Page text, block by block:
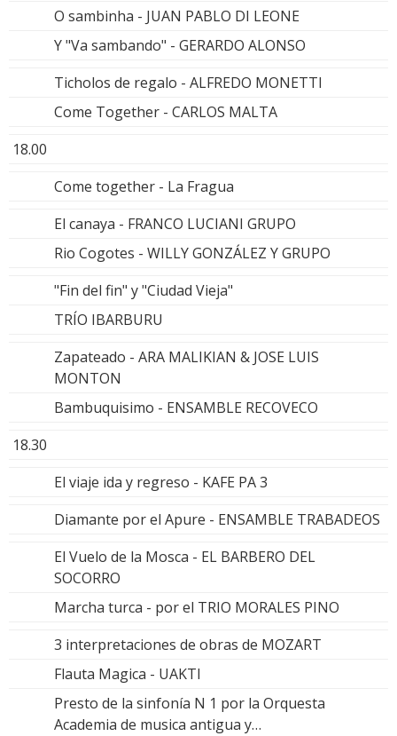
O sambinha - JUAN PABLO DI LEONE
Y "Va sambando" - GERARDO ALONSO
Ticholos de regalo - ALFREDO MONETTI
Come Together - CARLOS MALTA
18.00
Come together - La Fragua
El canaya - FRANCO LUCIANI GRUPO
Rio Cogotes - WILLY GONZÁLEZ Y GRUPO
"Fin del fin" y "Ciudad Vieja"
TRÍO IBARBURU
Zapateado - ARA MALIKIAN & JOSE LUIS
MONTON
Bambuquisimo - ENSAMBLE RECOVECO
18.30
El viaje ida y regreso - KAFE PA 3
Diamante por el Apure - ENSAMBLE TRABADEOS
El Vuelo de la Mosca - EL BARBERO DEL
SOCORRO
Marcha turca - por el TRIO MORALES PINO
3 interpretaciones de obras de MOZART
Flauta Magica - UAKTI
Presto de la sinfonía N 1 por la Orquesta
Academia de musica antigua y…